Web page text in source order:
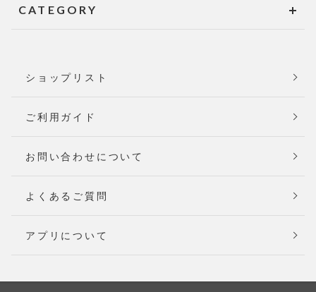
CATEGORY
ショップリスト
ご利用ガイド
お問い合わせについて
よくあるご質問
アプリについて